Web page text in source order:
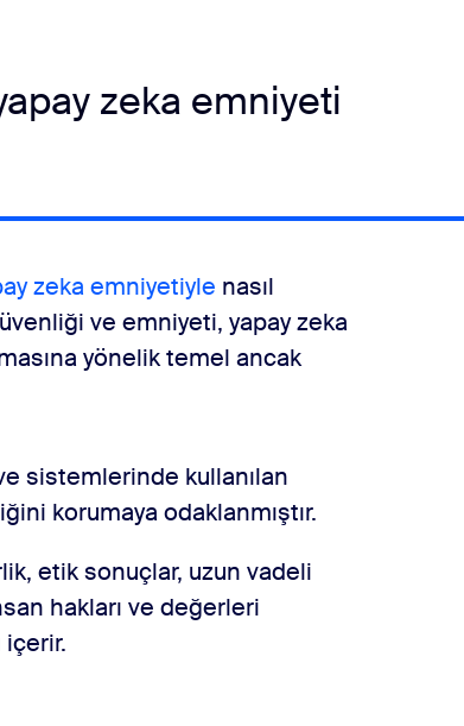
zeka emniyeti
zeka emniyetiyle nasıl
ve emniyeti, yapay zeka
yönelik temel ancak
sistemlerinde kullanılan
korumaya odaklanmıştır.
etik sonuçlar, uzun vadeli
hakları ve değerleri